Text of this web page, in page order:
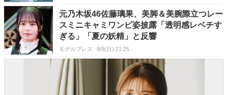
元乃木坂46佐藤璃果、美脚＆美腕際立つレー
スミニキャミワンピ姿披露「透明感レベチす
ぎる」「夏の妖精」と反響
モデルプレス 8/9(日) 21:25